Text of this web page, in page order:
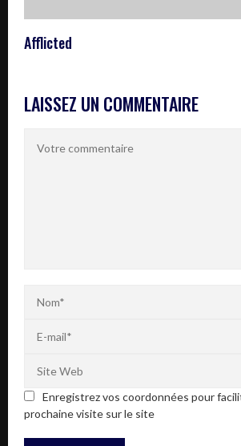
Afflicted
LAISSEZ UN COMMENTAIRE
Enregistrez vos coordonnées pour
prochaine visite sur le site